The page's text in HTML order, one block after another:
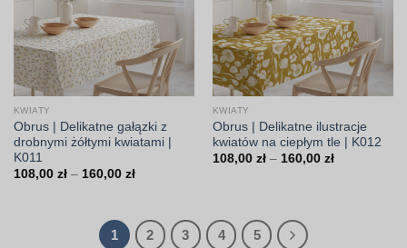
KWIATY
Obrus | Delikatne gałązki z
drobnymi żółtymi kwiatami |
K011
108,00 zł – 160,00 złZakres
do
160,00 zł
KWIATY
Obrus | Delikatne ilustracje
kwiatów na ciepłym tle | K012
108,00 zł – 160,00 złZakres
1 2 3 4 5